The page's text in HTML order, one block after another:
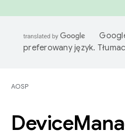
preferowany język.
AOSP
Device